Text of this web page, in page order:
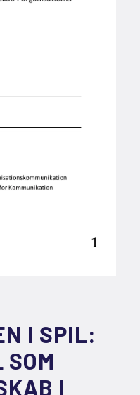
I SPIL:
SOM
I